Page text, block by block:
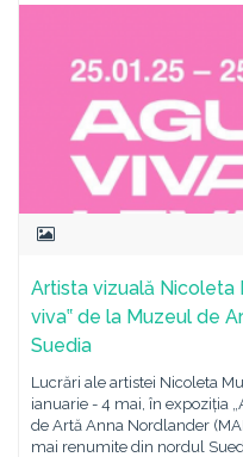
Artista vizuală Nicoleta
viva‟ de la Muzeul de
Suedia
Lucrări ale artistei Nicoleta
ianuarie - 4 mai, în expoziția
de Artă Anna Nordlander
mai renumite din nordul